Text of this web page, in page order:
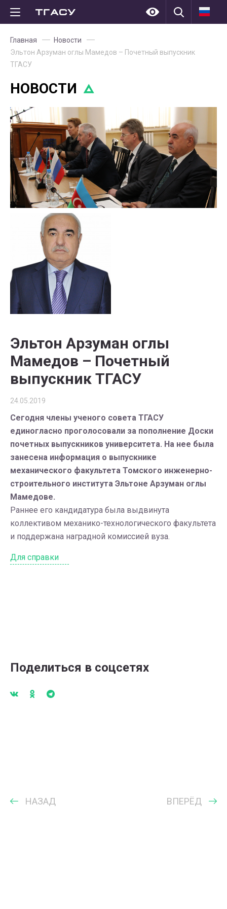
Главная
Новости
Эльтон Арзуман оглы Мамедов – Почетный выпускник
ТГАСУ
НОВОСТИ
Эльтон Арзуман оглы
Мамедов – Почетный
выпускник ТГАСУ
24.05.2019
Сегодня члены ученого совета ТГАСУ
единогласно проголосовали за пополнение Доски
почетных выпускников университета. На нее была
занесена информация о выпускнике
механического факультета Томского инженерно-
строительного института Эльтоне Арзуман оглы
Мамедове.
Раннее его кандидатура была выдвинута
коллективом механико-технологического факультета
и поддержана наградной комиссией вуза.
Для справки
Поделиться в соцсетях
НАЗАД ВПЕРЁД